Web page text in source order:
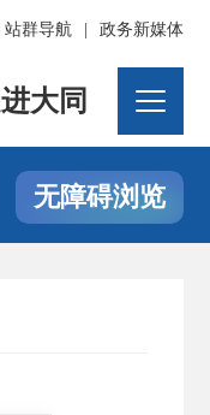
站群导航 政务新媒体
大同
无障碍浏览